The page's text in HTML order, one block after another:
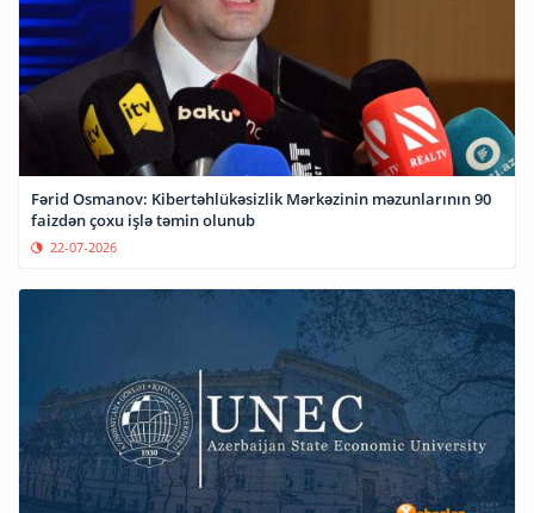
Fərid Osmanov: Kibertəhlükəsizlik Mərkəzinin məzunlarının 90
faizdən çoxu işlə təmin olunub
22-07-2026